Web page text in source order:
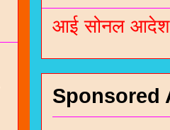
आई सोनल आदेश
Sponsored